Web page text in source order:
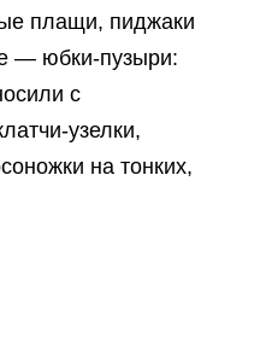
плащи, пиджаки
— юбки-пузыри:
с
узелки,
на тонких,